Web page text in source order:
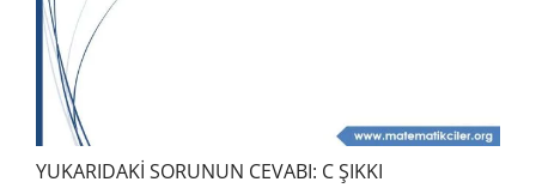
YUKARIDAKİ SORUNUN CEVABI: C ŞIKKI